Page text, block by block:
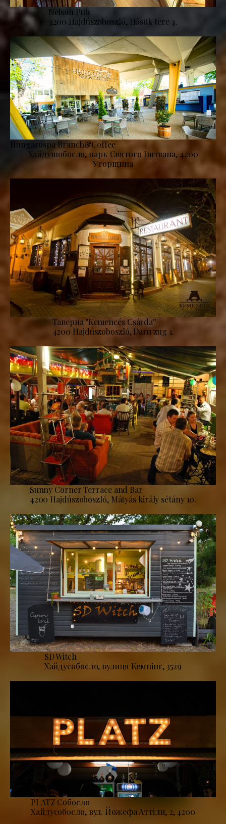
Nelson Pub
4200 Hajdúszoboszló, Hősök tere 4.
Hungarospa Branch&Coffee
Хайдушобосло, парк Святого Іштвана, 4200
Угорщина
Таверна "Kemencés Csárda''
4200 Hajdúszoboszló, Daru zug 1.
Sunny Corner Terrace and Bar
4200 Hajdúszoboszló, Mátyás király sétány 10.
SD Witch
Хайдусобосло, вулиця Кемпінг, 3529
PLATZ Собосло
Хайдусобосло, вул. Йожефа Аттіли, 2, 4200